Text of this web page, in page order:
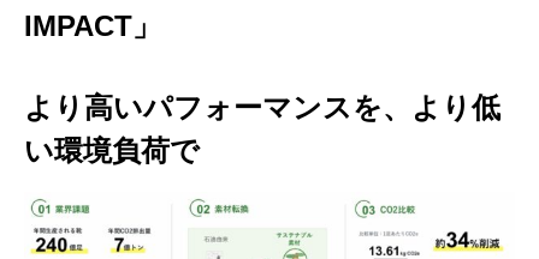
IMPACT」
より高いパフォーマンスを、より低
い環境負荷で